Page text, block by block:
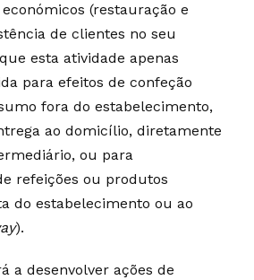
(restauração e
de clientes no seu
esta atividade apenas
para efeitos de confeção
fora do estabelecimento,
ao domicílio, diretamente
ou para
refeições ou produtos
do estabelecimento ou ao
).
a desenvolver ações de